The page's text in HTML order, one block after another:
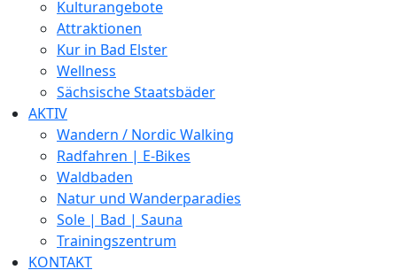
Kulturangebote
Attraktionen
Kur in Bad Elster
Wellness
Sächsische Staatsbäder
AKTIV
Wandern / Nordic Walking
Radfahren | E-Bikes
Waldbaden
Natur und Wanderparadies
Sole | Bad | Sauna
Trainingszentrum
KONTAKT